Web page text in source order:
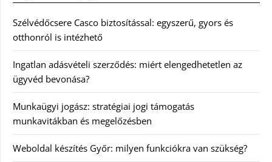
Szélvédőcsere Casco biztosítással: egyszerű, gyors és
otthonról is intézhető
Ingatlan adásvételi szerződés: miért elengedhetetlen az
ügyvéd bevonása?
Munkaügyi jogász: stratégiai jogi támogatás
munkavitákban és megelőzésben
Weboldal készítés Győr: milyen funkciókra van szükség?